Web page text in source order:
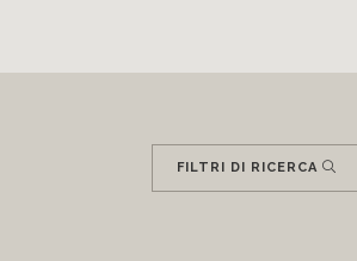
FILTRI DI RICERCA